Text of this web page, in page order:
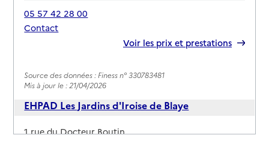
05 57 42 28 00
Contact
Voir les prix et prestations
Source des données : Finess n° 330783481
Mis à jour le : 21/04/2026
EHPAD Les Jardins d'Iroise de Blaye
Adresse
1 rue du Docteur Boutin